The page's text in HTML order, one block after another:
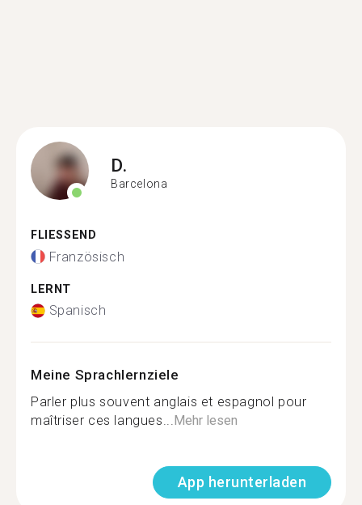
D.
Barcelona
FLIESSEND
Französisch
LERNT
Spanisch
Meine Sprachlernziele
Parler plus souvent anglais et espagnol pour
maîtriser ces langues...Mehr lesen
App herunterladen